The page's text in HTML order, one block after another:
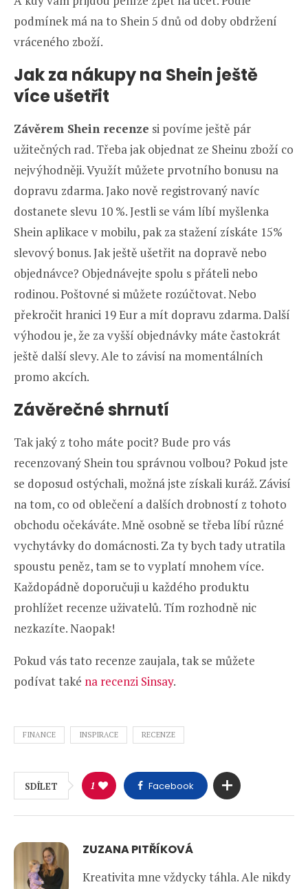
podmínek má na to Shein 5 dnů od doby obdržení
vráceného zboží.
Jak za nákupy na Shein ještě
více ušetřit
Závěrem Shein recenze si povíme ještě pár
užitečných rad. Třeba jak objednat ze Sheinu zboží co
nejvýhodněji. Využít můžete prvotního bonusu na
dopravu zdarma. Jako nově registrovaný navíc
dostanete slevu 10 %. Jestli se vám líbí myšlenka
Shein aplikace v mobilu, pak za stažení získáte 15%
slevový bonus. Jak ještě ušetřit na dopravě nebo
objednávce? Objednávejte spolu s přáteli nebo
rodinou. Poštovné si můžete rozúčtovat. Nebo
překročit hranici 19 Eur a mít dopravu zdarma. Další
výhodou je, že za vyšší objednávky máte častokrát
ještě další slevy. Ale to závisí na momentálních
promo akcích.
Závěrečné shrnutí
Tak jaký z toho máte pocit? Bude pro vás
recenzovaný Shein tou správnou volbou? Pokud jste
se doposud ostýchali, možná jste získali kuráž. Závisí
na tom, co od oblečení a dalších drobností z tohoto
obchodu očekáváte. Mně osobně se třeba líbí různé
vychytávky do domácnosti. Za ty bych tady utratila
spoustu peněz, tam se to vyplatí mnohem více.
Každopádně doporučuji u každého produktu
prohlížet recenze uživatelů. Tím rozhodně nic
nezkazíte. Naopak!
Pokud vás tato recenze zaujala, tak se můžete
podívat také na recenzi Sinsay.
FINANCE INSPIRACE RECENZE
SDÍLET 1 Facebook
ZUZANA PITŘÍKOVÁ
Kreativita mne vždycky táhla. Ale nikdy